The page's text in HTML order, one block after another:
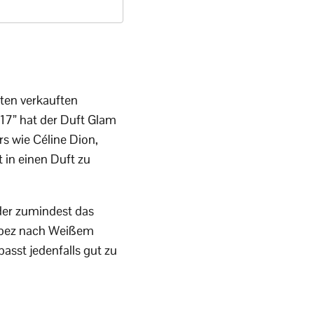
verkauften
hat der Duft Glam
wie Céline Dion,
in einen Duft zu
zumindest das
nach Weißem
jedenfalls gut zu